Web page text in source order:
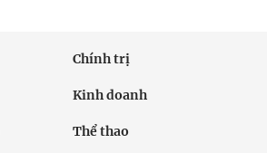
Chính trị
Kinh doanh
Thể thao